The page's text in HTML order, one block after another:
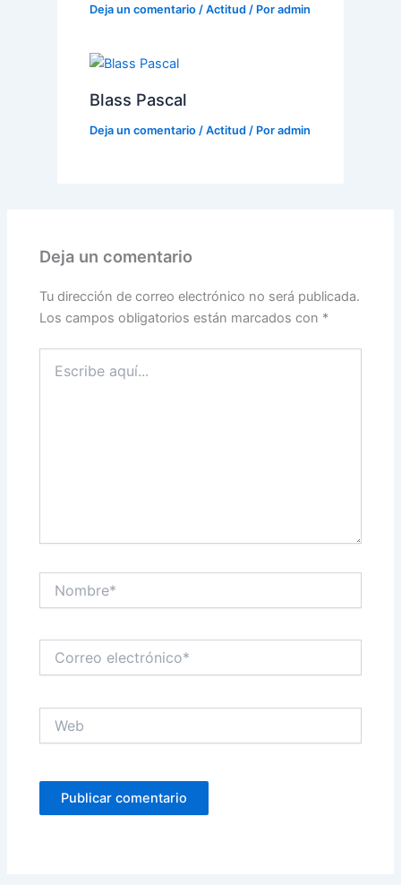
Deja un comentario / Actitud / Por admin
Blass Pascal
Deja un comentario / Actitud / Por admin
Deja un comentario
Tu dirección de correo electrónico no será publicada.
Los campos obligatorios están marcados con *
aquí...
electrónico*